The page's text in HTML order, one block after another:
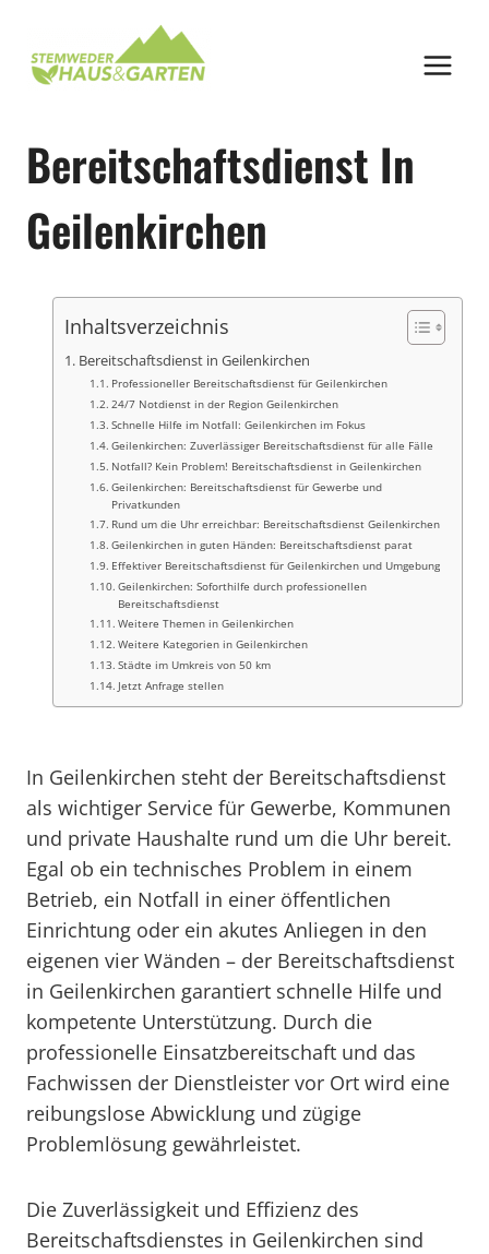
springen
Bereitschaftsdienst In
Geilenkirchen
Inhaltsverzeichnis
Bereitschaftsdienst in Geilenkirchen
Professioneller Bereitschaftsdienst für Geilenkirchen
24/7 Notdienst in der Region Geilenkirchen
Schnelle Hilfe im Notfall: Geilenkirchen im Fokus
Geilenkirchen: Zuverlässiger Bereitschaftsdienst für alle Fälle
Notfall? Kein Problem! Bereitschaftsdienst in Geilenkirchen
Geilenkirchen: Bereitschaftsdienst für Gewerbe und
Privatkunden
Rund um die Uhr erreichbar: Bereitschaftsdienst Geilenkirchen
Geilenkirchen in guten Händen: Bereitschaftsdienst parat
Effektiver Bereitschaftsdienst für Geilenkirchen und Umgebung
Geilenkirchen: Soforthilfe durch professionellen
Bereitschaftsdienst
Weitere Themen in Geilenkirchen
Weitere Kategorien in Geilenkirchen
Städte im Umkreis von 50 km
Jetzt Anfrage stellen
In Geilenkirchen steht der Bereitschaftsdienst
als wichtiger Service für Gewerbe, Kommunen
und private Haushalte rund um die Uhr bereit.
Egal ob ein technisches Problem in einem
Betrieb, ein Notfall in einer öffentlichen
Einrichtung oder ein akutes Anliegen in den
eigenen vier Wänden – der Bereitschaftsdienst
in Geilenkirchen garantiert schnelle Hilfe und
kompetente Unterstützung. Durch die
professionelle Einsatzbereitschaft und das
Fachwissen der Dienstleister vor Ort wird eine
reibungslose Abwicklung und zügige
Problemlösung gewährleistet.
Die Zuverlässigkeit und Effizienz des
Bereitschaftsdienstes in Geilenkirchen sind